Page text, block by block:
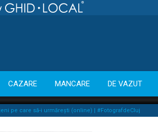
CAZARE MANCARE DE VAZUT
pe care să-i urmărești (online) | #FotografdeCluj